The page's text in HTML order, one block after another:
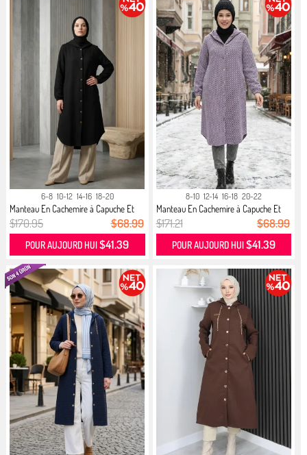
6-8 10-12 14-16 18-20
Manteau En Cachemire à Capuche Et
B...
$170.95 $68.99
POUR AUJOURD HUI$41.39
8-10 12-14 16-18 20-22
Manteau En Cachemire à Capuche Et
B...
$171.21 $68.99
POUR AUJOURD HUI $41.39